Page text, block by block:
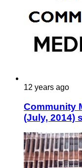
12 years ago
Community
(July, 2014)